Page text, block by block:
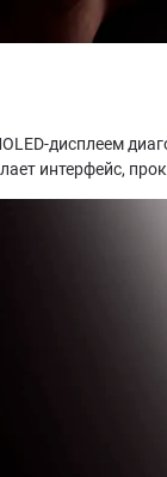
дисплеем
интерфейс,